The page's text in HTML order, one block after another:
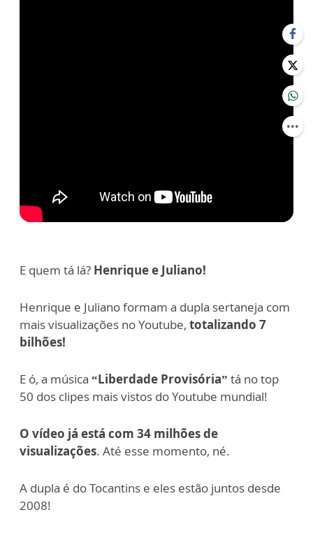
E quem tá lá? Henrique e Juliano!
Henrique e Juliano formam a dupla sertaneja com
mais visualizações no Youtube, totalizando 7
bilhões!
E ó, a música “Liberdade Provisória” tá no top
50 dos clipes mais vistos do Youtube mundial!
O vídeo já está com 34 milhões de
visualizações. Até esse momento, né.
A dupla é do Tocantins e eles estão juntos desde
2008!